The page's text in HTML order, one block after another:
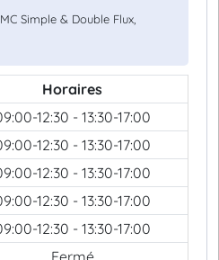
Simple & Double Flux,
Horaires
12:30 - 13:30-17:00
12:30 - 13:30-17:00
12:30 - 13:30-17:00
12:30 - 13:30-17:00
12:30 - 13:30-17:00
Fermé